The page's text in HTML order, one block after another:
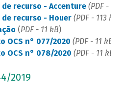
recurso - Accenture (PDF - 51
recurso - Houer (PDF - 113 kB)
(PDF - 11 kB)
OCS n° 077/2020 (PDF - 11 kB)
OCS n° 078/2020 (PDF - 11 kB)
2019